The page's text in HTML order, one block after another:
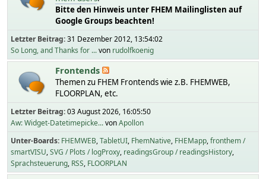
Bitte den Hinweis unter FHEM Mailinglisten auf
Google Groups beachten!
Letzter Beitrag:31 Dezember 2012, 13:54:02
So Long, and Thanks for ...von rudolfkoenig
Frontends
Themen zu FHEM Frontends wie z.B. FHEMWEB,
FLOORPLAN, etc.
Letzter Beitrag:03 August 2026, 16:05:50
Aw: Widget-Datetimepicke...vonApollon
Unter-Boards FHEMWEB TabletUI FhemNative FHEMapp fronthem /
smartVISU SVG / Plots / logProxy readingsGroup / readingsHistory
Sprachsteuerung RSS FLOORPLAN